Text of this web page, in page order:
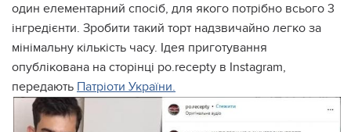
один елементарний спосіб, для якого потрібно всього 3
інгредієнти. Зробити такий торт надзвичайно легко за
мінімальну кількість часу. Ідея приготування
опублікована на сторінці po.recepty в Instagram,
передають Патріоти України.